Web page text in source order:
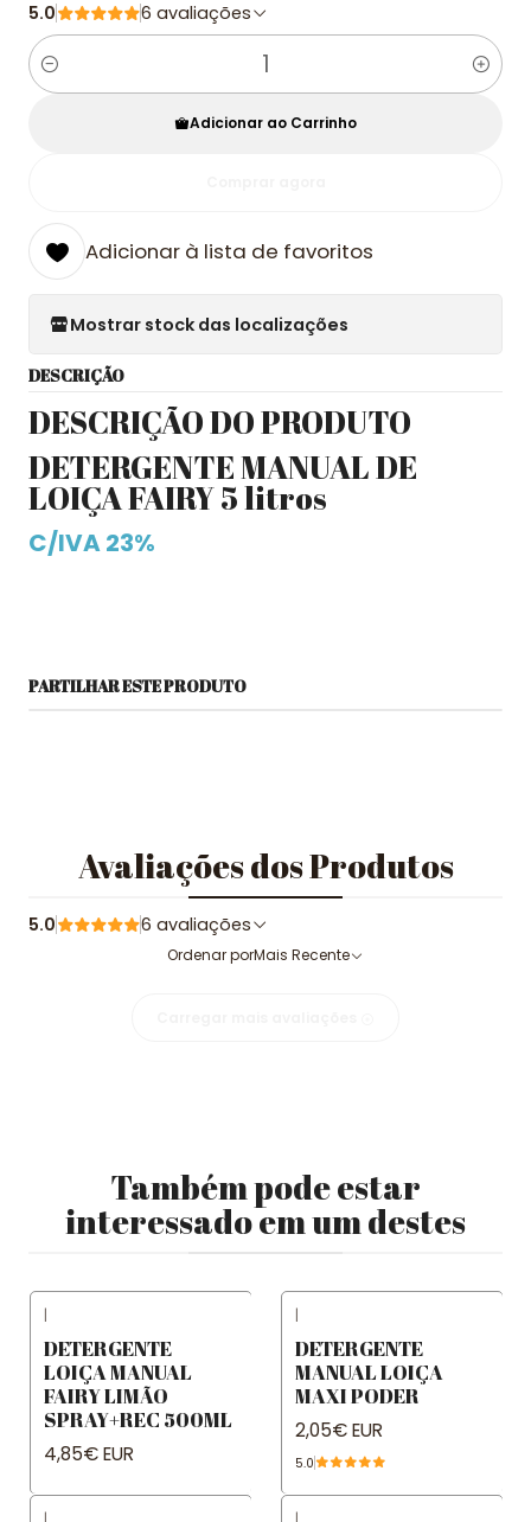
5.0 6 avaliações
Quantidade
Adicionar ao Carrinho
Adicionar à lista de favoritos
Mostrar stock das localizações
DESCRIÇÃO
DESCRIÇÃO DO PRODUTO
DETERGENTE MANUAL DE
LOIÇA FAIRY 5 litros
C/IVA 23%
PARTILHAR ESTE PRODUTO
Avaliações dos Produtos
5.0 6 avaliações
Ordenar porMais Recente
Também pode estar
interessado em um destes
|
DETERGENTE
LOIÇA MANUAL
FAIRY LIMÃO
SPRAY+REC 500ML
4,85€ EUR
|
DETERGENTE
MANUAL LOIÇA
MAXI PODER
2,05€ EUR
5.0